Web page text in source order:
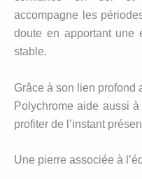
accompagne les
doute en apportant une
stable.
Grâce à son lien profond
Polychrome aide aussi
profiter de l’instant
Une pierre associée à